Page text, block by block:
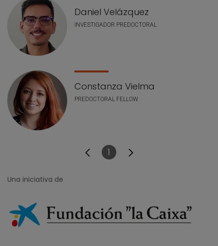
Daniel Velázquez
INVESTIGADOR PREDOCTORAL
Constanza Vielma
PREDOCTORAL FELLOW
Página
1
Una iniciativa de